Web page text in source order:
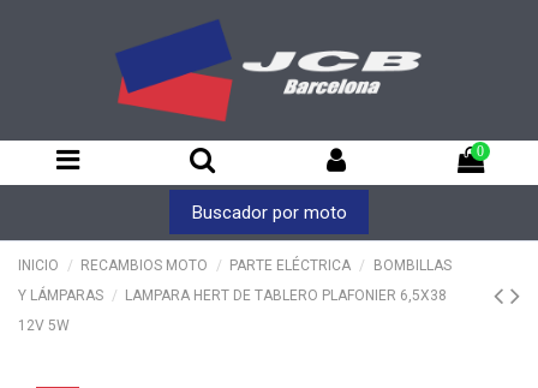
0
Buscador por moto
INICIO RECAMBIOS MOTO PARTE ELÉCTRICA
BOMBILLAS
Y LÁMPARAS
LAMPARA HERT DE TABLERO PLAFONIER 6,5X38
12V 5W